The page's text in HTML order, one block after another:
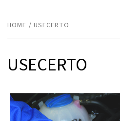
HOME USECERTO
USECERTO